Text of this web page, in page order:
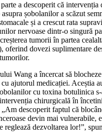
a descoperit că intervenția
șobolanilor a scăzut
și a crescut rata
nervoase dintr-o singură
tumorii în partea
oferind dovezi suplimentare
Wang a încercat să
ajutorul medicației. Aceștia
cu toxina botulinica
chirurgicală în
descoperit faptul că
devin mai vulnerabile,
reglează dezvoltarea lor!”,